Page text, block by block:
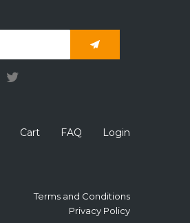
Subscribe
Cart FAQ Login
Terms and Conditions
Privacy Policy